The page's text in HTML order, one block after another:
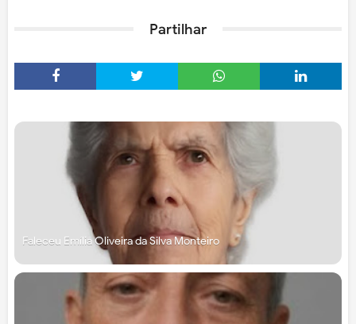
Partilhar
Faleceu Emília Oliveira da Silva Monteiro